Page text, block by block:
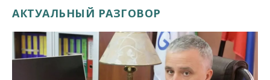
АКТУАЛЬНЫЙ РАЗГОВОР